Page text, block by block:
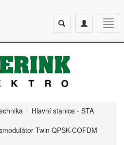
Toggle
navigation
Toggle
search
Hlavní stanice - STA
Twin QPSK-COFDM